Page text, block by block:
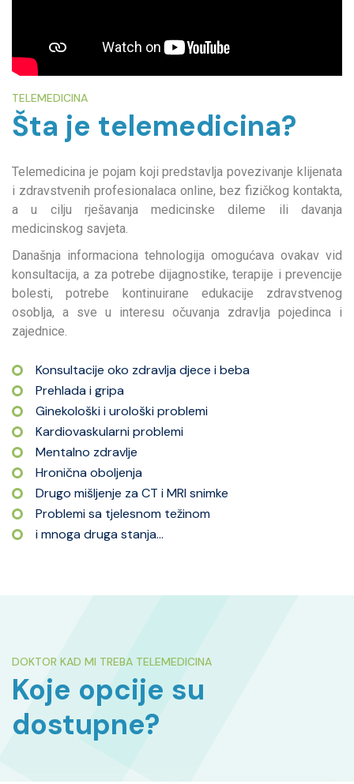
TELEMEDICINA
Šta je telemedicina?
Telemedicina je pojam koji predstavlja povezivanje klijenata
i zdravstvenih profesionalaca online, bez fizičkog kontakta,
a u cilju rješavanja medicinske dileme ili davanja
medicinskog savjeta.
Današnja informaciona tehnologija omogućava ovakav vid
konsultacija, a za potrebe dijagnostike, terapije i prevencije
bolesti, potrebe kontinuirane edukacije zdravstvenog
osoblja, a sve u interesu očuvanja zdravlja pojedinca i
zajednice.
Konsultacije oko zdravlja djece i beba
Prehlada i gripa
Ginekološki i urološki problemi
Kardiovaskularni problemi
Mentalno zdravlje
Hronična oboljenja
Drugo mišljenje za CT i MRI snimke
Problemi sa tjelesnom težinom
i mnoga druga stanja...
DOKTOR KAD MI TREBA TELEMEDICINA
Koje opcije su
dostupne?